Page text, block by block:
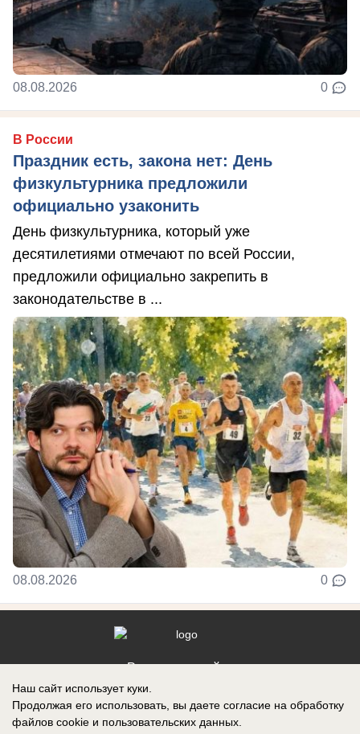
08.08.2026 0
В России
Праздник есть, закона нет: День
физкультурника предложили
официально узаконить
День физкультурника, который уже
десятилетиями отмечают по всей России,
предложили официально закрепить в
законодательстве в ...
08.08.2026 0
Реклама на сайте
Наш сайт использует куки.
Продолжая его использовать, вы даете согласие на обработку
файлов cookie и пользовательских данных.